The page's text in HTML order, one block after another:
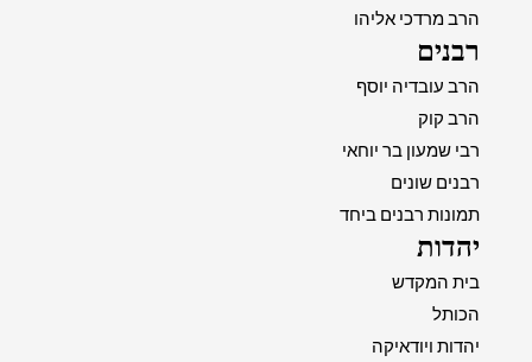
הרב מרדכי אליהו
רבנים
הרב עובדיה יוסף
הרב קוק
רבי שמעון בר יוחאי
רבנים שונים
תמונות רבנים ביחד
יהדות
בית המקדש
הכותל
יהדות ויודאיקה